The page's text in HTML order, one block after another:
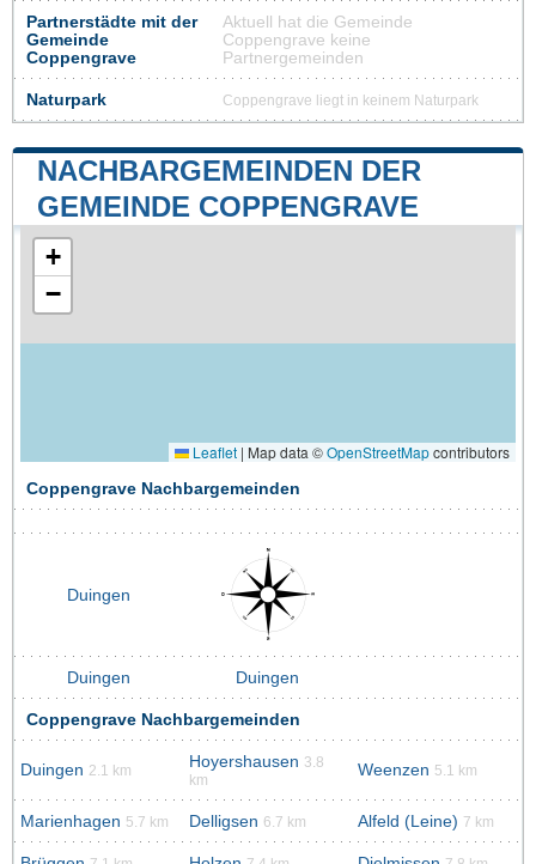
Partnerstädte mit der
Gemeinde
Coppengrave
Aktuell hat die Gemeinde
Coppengrave keine
Partnergemeinden
Naturpark Coppengrave liegt in keinem Naturpark
NACHBARGEMEINDEN DER
GEMEINDE COPPENGRAVE
+
−
Leaflet | Map data ©OpenStreetMapcontributors
Coppengrave Nachbargemeinden
Duingen
Duingen Duingen
Coppengrave Nachbargemeinden
Duingen 2.1 km Hoyershausen 3.8
km
Weenzen 5.1 km
Marienhagen 5.7 km Delligsen 6.7 km Alfeld (Leine) 7 km